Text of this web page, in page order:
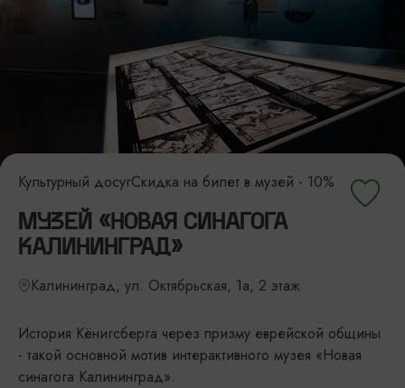
Культурный досугСкидка на билет в музей - 10%
МУЗЕЙ «НОВАЯ СИНАГОГА
КАЛИНИНГРАД»
Калининград, ул. Октябрьская, 1а, 2 этаж
История Кёнигсберга через призму еврейской общины
- такой основной мотив интерактивного музея «Новая
синагога Калининград».